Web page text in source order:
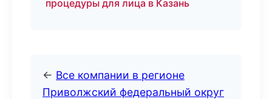
процедуры для лица в Казань
← Все компании в регионе
Приволжский федеральный округ